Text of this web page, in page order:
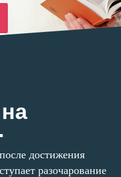
достижения
разочарование